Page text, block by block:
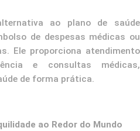
ao plano de saúde
de despesas médicas ou
Ele proporciona atendimento
e consultas médicas,
de forma prática.
ao Redor do Mundo